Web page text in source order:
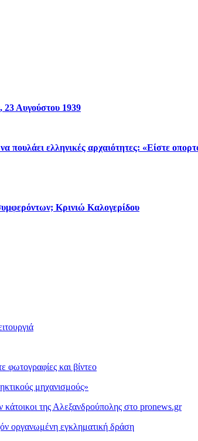
Αυγούστου 1939
ελληνικές αρχαιότητες: «Είστε
Κρινιώ Καλογερίδου
φωτογραφίες και βίντεο
μηχανισμούς»
της Αλεξανδρούπολης στο pronews.gr
οργανωμένη εγκληματική δράση